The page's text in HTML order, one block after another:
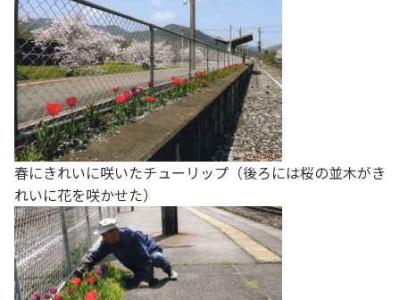
春にきれいに咲いたチューリップ（後ろには桜の並木がき
れいに花を咲かせた）